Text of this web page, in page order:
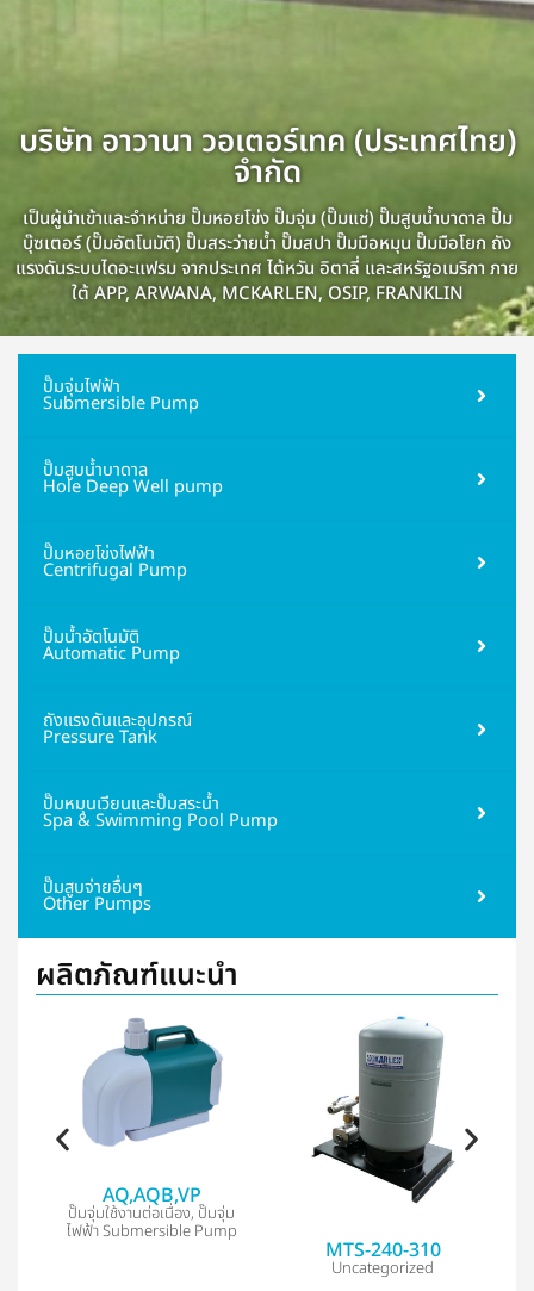
บริษัท อาวานา วอเตอร์เทค (ประเทศไทย)
จำกัด
เป็นผู้นำเข้าและจำหน่าย ปั๊มหอยโข่ง ปั๊มจุ่ม (ปั๊มแช่) ปั๊มสูบน้ำบาดาล ปั๊ม
บุ๊ซเตอร์ (ปั๊มอัตโนมัติ) ปั๊มสระว่ายน้ำ ปั๊มสปา ปั๊มมือหมุน ปั๊มมือโยก ถัง
แรงดันระบบไดอะแฟรม จากประเทศ ไต้หวัน อิตาลี่ และสหรัฐอเมริกา ภาย
ใต้ APP, ARWANA, MCKARLEN, OSIP, FRANKLIN
บริษัท อาวานา วอเตอร์เทค (ประเทศไทย)
จำกัด
เป็นผู้นำเข้าและจำหน่าย ปั๊มหอยโข่ง ปั๊มจุ่ม (ปั๊มแช่) ปั๊มสูบน้ำบาดาล ปั๊ม
บุ๊ซเตอร์ (ปั๊มอัตโนมัติ) ปั๊มสระว่ายน้ำ ปั๊มสปา ปั๊มมือหมุน ปั๊มมือโยก ถัง
แรงดันระบบไดอะแฟรม จากประเทศ ไต้หวัน อิตาลี่ และสหรัฐอเมริกา ภาย
ใต้ APP, ARWANA, MCKARLEN, OSIP, FRANKLIN
บริษัท อาวานา วอเตอร์เทค (ประเทศไทย)
จำกัด
เป็นผู้นำเข้าและจำหน่าย ปั๊มหอยโข่ง ปั๊มจุ่ม (ปั๊มแช่) ปั๊มสูบน้ำบาดาล ปั๊ม
บุ๊ซเตอร์ (ปั๊มอัตโนมัติ) ปั๊มสระว่ายน้ำ ปั๊มสปา ปั๊มมือหมุน ปั๊มมือโยก ถัง
แรงดันระบบไดอะแฟรม จากประเทศ ไต้หวัน อิตาลี่ และสหรัฐอเมริกา ภาย
ใต้ APP, ARWANA, MCKARLEN, OSIP, FRANKLIN
บริษัท อาวานา วอเตอร์เทค (ประเทศไทย)
จำกัด
เป็นผู้นำเข้าและจำหน่าย ปั๊มหอยโข่ง ปั๊มจุ่ม (ปั๊มแช่) ปั๊มสูบน้ำบาดาล ปั๊ม
บุ๊ซเตอร์ (ปั๊มอัตโนมัติ) ปั๊มสระว่ายน้ำ ปั๊มสปา ปั๊มมือหมุน ปั๊มมือโยก ถัง
แรงดันระบบไดอะแฟรม จากประเทศ ไต้หวัน อิตาลี่ และสหรัฐอเมริกา ภาย
ใต้ APP, ARWANA, MCKARLEN, OSIP, FRANKLIN
บริษัท อาวานา วอเตอร์เทค (ประเทศไทย)
จำกัด
เป็นผู้นำเข้าและจำหน่าย ปั๊มหอยโข่ง ปั๊มจุ่ม (ปั๊มแช่) ปั๊มสูบน้ำบาดาล ปั๊ม
บุ๊ซเตอร์ (ปั๊มอัตโนมัติ) ปั๊มสระว่ายน้ำ ปั๊มสปา ปั๊มมือหมุน ปั๊มมือโยก ถัง
แรงดันระบบไดอะแฟรม จากประเทศ ไต้หวัน อิตาลี่ และสหรัฐอเมริกา ภาย
ใต้ APP, ARWANA, MCKARLEN, OSIP, FRANKLIN
บริษัท อาวานา วอเตอร์เทค (ประเทศไทย)
จำกัด
เป็นผู้นำเข้าและจำหน่าย ปั๊มหอยโข่ง ปั๊มจุ่ม (ปั๊มแช่) ปั๊มสูบน้ำบาดาล ปั๊ม
บุ๊ซเตอร์ (ปั๊มอัตโนมัติ) ปั๊มสระว่ายน้ำ ปั๊มสปา ปั๊มมือหมุน ปั๊มมือโยก ถัง
แรงดันระบบไดอะแฟรม จากประเทศ ไต้หวัน อิตาลี่ และสหรัฐอเมริกา ภาย
ใต้ APP, ARWANA, MCKARLEN, OSIP, FRANKLIN
บริษัท อาวานา วอเตอร์เทค (ประเทศไทย)
จำกัด
เป็นผู้นำเข้าและจำหน่าย ปั๊มหอยโข่ง ปั๊มจุ่ม (ปั๊มแช่) ปั๊มสูบน้ำบาดาล ปั๊ม
บุ๊ซเตอร์ (ปั๊มอัตโนมัติ) ปั๊มสระว่ายน้ำ ปั๊มสปา ปั๊มมือหมุน ปั๊มมือโยก ถัง
แรงดันระบบไดอะแฟรม จากประเทศ ไต้หวัน อิตาลี่ และสหรัฐอเมริกา ภาย
ใต้ APP, ARWANA, MCKARLEN, OSIP, FRANKLIN
บริษัท อาวานา วอเตอร์เทค (ประเทศไทย)
จำกัด
เป็นผู้นำเข้าและจำหน่าย ปั๊มหอยโข่ง ปั๊มจุ่ม (ปั๊มแช่) ปั๊มสูบน้ำบาดาล ปั๊ม
บุ๊ซเตอร์ (ปั๊มอัตโนมัติ) ปั๊มสระว่ายน้ำ ปั๊มสปา ปั๊มมือหมุน ปั๊มมือโยก ถัง
แรงดันระบบไดอะแฟรม จากประเทศ ไต้หวัน อิตาลี่ และสหรัฐอเมริกา ภาย
ใต้ APP, ARWANA, MCKARLEN, OSIP, FRANKLIN
บริษัท อาวานา วอเตอร์เทค (ประเทศไทย)
จำกัด
เป็นผู้นำเข้าและจำหน่าย ปั๊มหอยโข่ง ปั๊มจุ่ม (ปั๊มแช่) ปั๊มสูบน้ำบาดาล ปั๊ม
บุ๊ซเตอร์ (ปั๊มอัตโนมัติ) ปั๊มสระว่ายน้ำ ปั๊มสปา ปั๊มมือหมุน ปั๊มมือโยก ถัง
แรงดันระบบไดอะแฟรม จากประเทศ ไต้หวัน อิตาลี่ และสหรัฐอเมริกา ภาย
ใต้ APP, ARWANA, MCKARLEN, OSIP, FRANKLIN
บริษัท อาวานา วอเตอร์เทค (ประเทศไทย)
จำกัด
เป็นผู้นำเข้าและจำหน่าย ปั๊มหอยโข่ง ปั๊มจุ่ม (ปั๊มแช่) ปั๊มสูบน้ำบาดาล ปั๊ม
บุ๊ซเตอร์ (ปั๊มอัตโนมัติ) ปั๊มสระว่ายน้ำ ปั๊มสปา ปั๊มมือหมุน ปั๊มมือโยก ถัง
แรงดันระบบไดอะแฟรม จากประเทศ ไต้หวัน อิตาลี่ และสหรัฐอเมริกา ภาย
ใต้ APP, ARWANA, MCKARLEN, OSIP, FRANKLIN
บริษัท อาวานา วอเตอร์เทค (ประเทศไทย)
จำกัด
เป็นผู้นำเข้าและจำหน่าย ปั๊มหอยโข่ง ปั๊มจุ่ม (ปั๊มแช่) ปั๊มสูบน้ำบาดาล ปั๊ม
บุ๊ซเตอร์ (ปั๊มอัตโนมัติ) ปั๊มสระว่ายน้ำ ปั๊มสปา ปั๊มมือหมุน ปั๊มมือโยก ถัง
แรงดันระบบไดอะแฟรม จากประเทศ ไต้หวัน อิตาลี่ และสหรัฐอเมริกา ภาย
ใต้ APP, ARWANA, MCKARLEN, OSIP, FRANKLIN
บริษัท อาวานา วอเตอร์เทค (ประเทศไทย)
จำกัด
เป็นผู้นำเข้าและจำหน่าย ปั๊มหอยโข่ง ปั๊มจุ่ม (ปั๊มแช่) ปั๊มสูบน้ำบาดาล ปั๊ม
บุ๊ซเตอร์ (ปั๊มอัตโนมัติ) ปั๊มสระว่ายน้ำ ปั๊มสปา ปั๊มมือหมุน ปั๊มมือโยก ถัง
แรงดันระบบไดอะแฟรม จากประเทศ ไต้หวัน อิตาลี่ และสหรัฐอเมริกา ภาย
ใต้ APP, ARWANA, MCKARLEN, OSIP, FRANKLIN
บริษัท อาวานา วอเตอร์เทค (ประเทศไทย)
จำกัด
เป็นผู้นำเข้าและจำหน่าย ปั๊มหอยโข่ง ปั๊มจุ่ม (ปั๊มแช่) ปั๊มสูบน้ำบาดาล ปั๊ม
บุ๊ซเตอร์ (ปั๊มอัตโนมัติ) ปั๊มสระว่ายน้ำ ปั๊มสปา ปั๊มมือหมุน ปั๊มมือโยก ถัง
แรงดันระบบไดอะแฟรม จากประเทศ ไต้หวัน อิตาลี่ และสหรัฐอเมริกา ภาย
ใต้ APP, ARWANA, MCKARLEN, OSIP, FRANKLIN
บริษัท อาวานา วอเตอร์เทค (ประเทศไทย)
จำกัด
เป็นผู้นำเข้าและจำหน่าย ปั๊มหอยโข่ง ปั๊มจุ่ม (ปั๊มแช่) ปั๊มสูบน้ำบาดาล ปั๊ม
บุ๊ซเตอร์ (ปั๊มอัตโนมัติ) ปั๊มสระว่ายน้ำ ปั๊มสปา ปั๊มมือหมุน ปั๊มมือโยก ถัง
แรงดันระบบไดอะแฟรม จากประเทศ ไต้หวัน อิตาลี่ และสหรัฐอเมริกา ภาย
ใต้ APP, ARWANA, MCKARLEN, OSIP, FRANKLIN
บริษัท อาวานา วอเตอร์เทค (ประเทศไทย)
จำกัด
เป็นผู้นำเข้าและจำหน่าย ปั๊มหอยโข่ง ปั๊มจุ่ม (ปั๊มแช่) ปั๊มสูบน้ำบาดาล ปั๊ม
บุ๊ซเตอร์ (ปั๊มอัตโนมัติ) ปั๊มสระว่ายน้ำ ปั๊มสปา ปั๊มมือหมุน ปั๊มมือโยก ถัง
แรงดันระบบไดอะแฟรม จากประเทศ ไต้หวัน อิตาลี่ และสหรัฐอเมริกา ภาย
ใต้ APP, ARWANA, MCKARLEN, OSIP, FRANKLIN
บริษัท อาวานา วอเตอร์เทค (ประเทศไทย)
จำกัด
เป็นผู้นำเข้าและจำหน่าย ปั๊มหอยโข่ง ปั๊มจุ่ม (ปั๊มแช่) ปั๊มสูบน้ำบาดาล ปั๊ม
บุ๊ซเตอร์ (ปั๊มอัตโนมัติ) ปั๊มสระว่ายน้ำ ปั๊มสปา ปั๊มมือหมุน ปั๊มมือโยก ถัง
แรงดันระบบไดอะแฟรม จากประเทศ ไต้หวัน อิตาลี่ และสหรัฐอเมริกา ภาย
ใต้ APP, ARWANA, MCKARLEN, OSIP, FRANKLIN
บริษัท อาวานา วอเตอร์เทค (ประเทศไทย)
จำกัด
เป็นผู้นำเข้าและจำหน่าย ปั๊มหอยโข่ง ปั๊มจุ่ม (ปั๊มแช่) ปั๊มสูบน้ำบาดาล ปั๊ม
บุ๊ซเตอร์ (ปั๊มอัตโนมัติ) ปั๊มสระว่ายน้ำ ปั๊มสปา ปั๊มมือหมุน ปั๊มมือโยก ถัง
แรงดันระบบไดอะแฟรม จากประเทศ ไต้หวัน อิตาลี่ และสหรัฐอเมริกา ภาย
ใต้ APP, ARWANA, MCKARLEN, OSIP, FRANKLIN
บริษัท อาวานา วอเตอร์เทค (ประเทศไทย)
จำกัด
เป็นผู้นำเข้าและจำหน่าย ปั๊มหอยโข่ง ปั๊มจุ่ม (ปั๊มแช่) ปั๊มสูบน้ำบาดาล ปั๊ม
บุ๊ซเตอร์ (ปั๊มอัตโนมัติ) ปั๊มสระว่ายน้ำ ปั๊มสปา ปั๊มมือหมุน ปั๊มมือโยก ถัง
แรงดันระบบไดอะแฟรม จากประเทศ ไต้หวัน อิตาลี่ และสหรัฐอเมริกา ภาย
ใต้ APP, ARWANA, MCKARLEN, OSIP, FRANKLIN
บริษัท อาวานา วอเตอร์เทค (ประเทศไทย)
จำกัด
เป็นผู้นำเข้าและจำหน่าย ปั๊มหอยโข่ง ปั๊มจุ่ม (ปั๊มแช่) ปั๊มสูบน้ำบาดาล ปั๊ม
บุ๊ซเตอร์ (ปั๊มอัตโนมัติ) ปั๊มสระว่ายน้ำ ปั๊มสปา ปั๊มมือหมุน ปั๊มมือโยก ถัง
แรงดันระบบไดอะแฟรม จากประเทศ ไต้หวัน อิตาลี่ และสหรัฐอเมริกา ภาย
ใต้ APP, ARWANA, MCKARLEN, OSIP, FRANKLIN
บริษัท อาวานา วอเตอร์เทค (ประเทศไทย)
จำกัด
เป็นผู้นำเข้าและจำหน่าย ปั๊มหอยโข่ง ปั๊มจุ่ม (ปั๊มแช่) ปั๊มสูบน้ำบาดาล ปั๊ม
บุ๊ซเตอร์ (ปั๊มอัตโนมัติ) ปั๊มสระว่ายน้ำ ปั๊มสปา ปั๊มมือหมุน ปั๊มมือโยก ถัง
แรงดันระบบไดอะแฟรม จากประเทศ ไต้หวัน อิตาลี่ และสหรัฐอเมริกา ภาย
ใต้ APP, ARWANA, MCKARLEN, OSIP, FRANKLIN
บริษัท อาวานา วอเตอร์เทค (ประเทศไทย)
จำกัด
เป็นผู้นำเข้าและจำหน่าย ปั๊มหอยโข่ง ปั๊มจุ่ม (ปั๊มแช่) ปั๊มสูบน้ำบาดาล ปั๊ม
บุ๊ซเตอร์ (ปั๊มอัตโนมัติ) ปั๊มสระว่ายน้ำ ปั๊มสปา ปั๊มมือหมุน ปั๊มมือโยก ถัง
แรงดันระบบไดอะแฟรม จากประเทศ ไต้หวัน อิตาลี่ และสหรัฐอเมริกา ภาย
ใต้ APP, ARWANA, MCKARLEN, OSIP, FRANKLIN
บริษัท อาวานา วอเตอร์เทค (ประเทศไทย)
จำกัด
เป็นผู้นำเข้าและจำหน่าย ปั๊มหอยโข่ง ปั๊มจุ่ม (ปั๊มแช่) ปั๊มสูบน้ำบาดาล ปั๊ม
บุ๊ซเตอร์ (ปั๊มอัตโนมัติ) ปั๊มสระว่ายน้ำ ปั๊มสปา ปั๊มมือหมุน ปั๊มมือโยก ถัง
แรงดันระบบไดอะแฟรม จากประเทศ ไต้หวัน อิตาลี่ และสหรัฐอเมริกา ภาย
ใต้ APP, ARWANA, MCKARLEN, OSIP, FRANKLIN
บริษัท อาวานา วอเตอร์เทค (ประเทศไทย)
จำกัด
เป็นผู้นำเข้าและจำหน่าย ปั๊มหอยโข่ง ปั๊มจุ่ม (ปั๊มแช่) ปั๊มสูบน้ำบาดาล ปั๊ม
บุ๊ซเตอร์ (ปั๊มอัตโนมัติ) ปั๊มสระว่ายน้ำ ปั๊มสปา ปั๊มมือหมุน ปั๊มมือโยก ถัง
แรงดันระบบไดอะแฟรม จากประเทศ ไต้หวัน อิตาลี่ และสหรัฐอเมริกา ภาย
ใต้ APP, ARWANA, MCKARLEN, OSIP, FRANKLIN
บริษัท อาวานา วอเตอร์เทค (ประเทศไทย)
จำกัด
เป็นผู้นำเข้าและจำหน่าย ปั๊มหอยโข่ง ปั๊มจุ่ม (ปั๊มแช่) ปั๊มสูบน้ำบาดาล ปั๊ม
บุ๊ซเตอร์ (ปั๊มอัตโนมัติ) ปั๊มสระว่ายน้ำ ปั๊มสปา ปั๊มมือหมุน ปั๊มมือโยก ถัง
แรงดันระบบไดอะแฟรม จากประเทศ ไต้หวัน อิตาลี่ และสหรัฐอเมริกา ภาย
ใต้ APP, ARWANA, MCKARLEN, OSIP, FRANKLIN
ปั๊มจุ่มไฟฟ้า
Submersible Pump
ปั๊มสูบน้ำบาดาล
Hole Deep Well pump
ปั๊มหอยโข่งไฟฟ้า
Centrifugal Pump
ปั๊มน้ำอัตโนมัติ
Automatic Pump
ถังแรงดันและอุปกรณ์
Pressure Tank
ปั๊มหมุนเวียนและปั๊มสระน้ำ
Spa & Swimming Pool Pump
ปั๊มสูบจ่ายอื่นๆ
Other Pumps
ผลิตภัณฑ์แนะนำ
AQ,AQB,VP
ปั๊มจุ่มใช้งานต่อเนื่อง, ปั๊มจุ่ม
ไฟฟ้า Submersible Pump
MTS-240-310
Uncategorized